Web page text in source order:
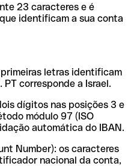
23 caracteres e é
identificam a sua conta
primeiras letras identificam
corresponde a Israel.
dígitos nas posições 3 e
módulo 97 (ISO
automática do IBAN.
Number): os caracteres
nacional da conta,